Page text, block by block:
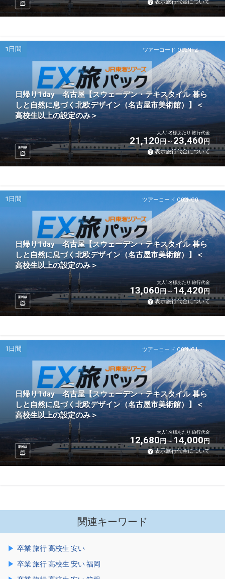
表示旅行代金について
ツアーコード Q02NFZ
1日間
日帰り1day 名古屋【スウェーデン・テキスタイル 暮ら
しと自然に息づく北欧デザイン（名古屋市美術館）】＜
高校生以上の設定のみ＞
新幹線
大人1名様あたり 旅行代金
21,120円 23,460円
表示旅行代金について
ツアーコード Q02NG0
1日間
日帰り1day 名古屋【スウェーデン・テキスタイル 暮ら
しと自然に息づく北欧デザイン（名古屋市美術館）】＜
高校生以上の設定のみ＞
新幹線
大人1名様あたり 旅行代金
13,060円 14,420円
表示旅行代金について
ツアーコード Q02NG1
1日間
日帰り1day 名古屋【スウェーデン・テキスタイル 暮ら
しと自然に息づく北欧デザイン（名古屋市美術館）】＜
高校生以上の設定のみ＞
新幹線
大人1名様あたり 旅行代金
12,680円 14,000円
表示旅行代金について
関連キーワード
卒業 旅行 高校生 安い
卒業 旅行 高校生 安い 福岡